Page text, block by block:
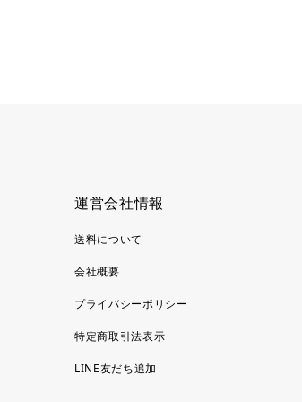
運営会社情報
送料について
会社概要
プライバシーポリシー
特定商取引法表示
LINE友だち追加